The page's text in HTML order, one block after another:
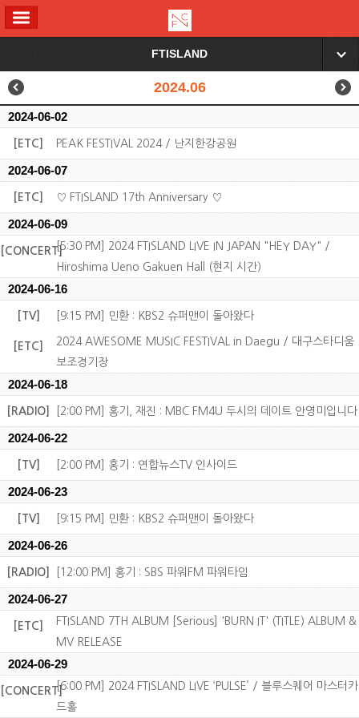
FTISLAND ▼
2024.06
2024-06-02
[ETC] PEAK FESTIVAL 2024 / 난지한강공원
2024-06-07
[ETC] ♡ FTISLAND 17th Anniversary ♡
2024-06-09
[CONCERT][5:30 PM] 2024 FTISLAND LIVE IN JAPAN "HEY DAY" /
Hiroshima Ueno Gakuen Hall (현지 시간)
2024-06-16
[TV] [9:15 PM] 민환 : KBS2 슈퍼맨이 돌아왔다
[ETC]
2024 AWESOME MUSIC FESTIVAL in Daegu / 대구스타디움
보조경기장
2024-06-18
[RADIO] [2:00 PM] 홍기, 재진 : MBC FM4U 두시의 데이트 안영미입니다
2024-06-22
[TV] [2:00 PM] 홍기 : 연합뉴스TV 인사이드
2024-06-23
[TV] [9:15 PM] 민환 : KBS2 슈퍼맨이 돌아왔다
2024-06-26
[RADIO] [12:00 PM] 홍기 : SBS 파워FM 파워타임
2024-06-27
[ETC]
FTISLAND 7TH ALBUM [Serious] 'BURN IT' (TITLE) ALBUM &
MV RELEASE
2024-06-29
[CONCERT][6:00 PM] 2024 FTISLAND LIVE ‘PULSE’ / 블루스퀘어 마스터카
드홀